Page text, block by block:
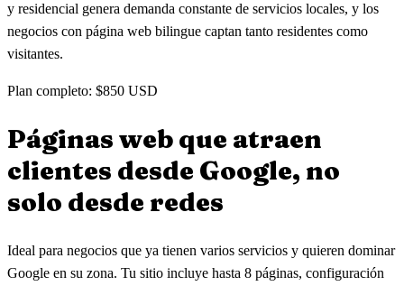
y residencial genera demanda constante de servicios locales, y los
negocios con página web bilingue captan tanto residentes como
visitantes.
Plan completo: $850 USD
Páginas web que atraen
clientes desde Google, no
solo desde redes
Ideal para negocios que ya tienen varios servicios y quieren dominar
Google en su zona. Tu sitio incluye hasta 8 páginas, configuración